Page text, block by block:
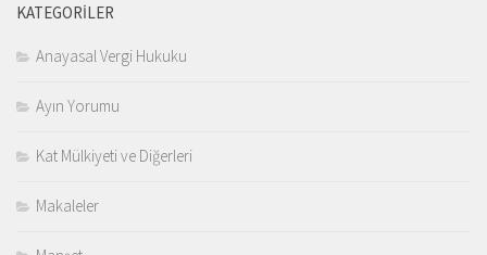
KATEGORILER
Anayasal Vergi Hukuku
Ayın Yorumu
Kat Mülkiyeti ve Diğerleri
Makaleler